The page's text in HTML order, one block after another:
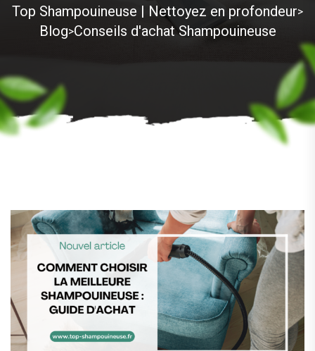
Top Shampouineuse | Nettoyez en profondeur>
Blog>Conseils d'achat Shampouineuse